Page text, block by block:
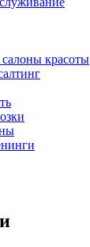
красоты